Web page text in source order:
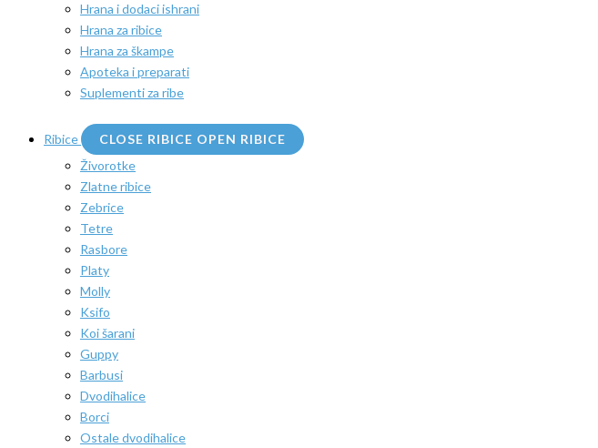
Hrana i dodaci ishrani
Hrana za ribice
Hrana za škampe
Apoteka i preparati
Suplementi za ribe
Ribice CLOSE RIBICE OPEN RIBICE
Živorotke
Zlatne ribice
Zebrice
Tetre
Rasbore
Platy
Molly
Ksifo
Koi šarani
Guppy
Barbusi
Dvodihalice
Borci
Ostale dvodihalice